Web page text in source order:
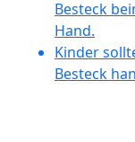
Besteck
Hand.
Kinder
Besteck